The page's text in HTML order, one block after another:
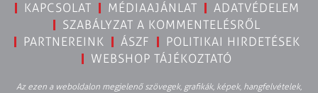
KAPCSOLAT MÉDIAAJÁNLAT
ADATVÉDELEM
SZABÁLYZAT A KOMMENTELÉSRŐL
PARTNEREINK
ÁSZF
POLITIKAI HIRDETÉSEK
WEBSHOP TÁJÉKOZTATÓ
Az ezen a weboldalon megjelenő szövegek, grafikák, képek, hangfelvételek,